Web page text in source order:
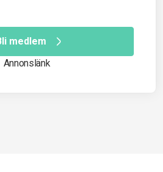
medlem
Annonslänk